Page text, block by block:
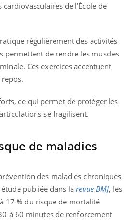
de l’École de
régulièrement des activités
permettent de rendre les muscles
Ces exercices accentuent
ce qui permet de protéger les
se fragilisent.
de maladies
des maladies chroniques
publiée dans la revue BMJ, les
17 % du risque de mortalité
à 60 minutes de renforcement